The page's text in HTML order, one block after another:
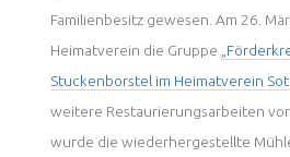
Familienbesitz gewesen. Am 26.
Heimatverein die Gruppe
Stuckenborstel im Heimatverein
weitere Restaurierungsarbeiten
wurde die wiederhergestellte